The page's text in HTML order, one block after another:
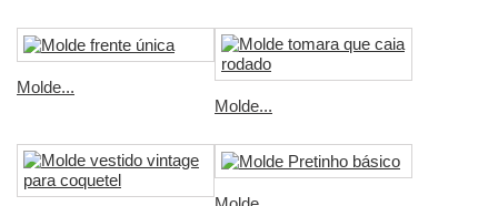
Molde...
Molde...